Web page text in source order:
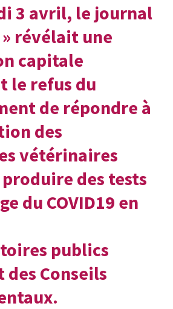
3 avril, le journal
révélait une
capitale
le refus du
de répondre à
des
vétérinaires
des tests
du COVID19 en
publics
Conseils